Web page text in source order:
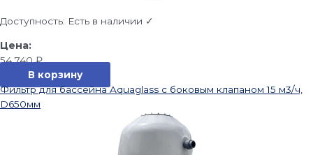
Доступность: Есть в наличии ✓
54 740₽
В корзину
Фильтр для бассейна Aquaglass с боковым клапаном 15 м3/ч,
D650мм